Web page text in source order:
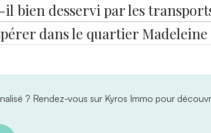
bien desservi par les
dans le quartier Madeleine
? Rendez-vous sur Kyros Immo pour